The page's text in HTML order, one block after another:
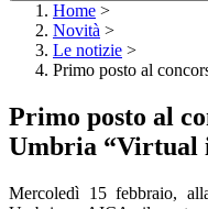
Home >
Novità >
Le notizie >
Primo posto al
Primo posto al
Umbria “Virtual
Mercoledì 15 febbraio,